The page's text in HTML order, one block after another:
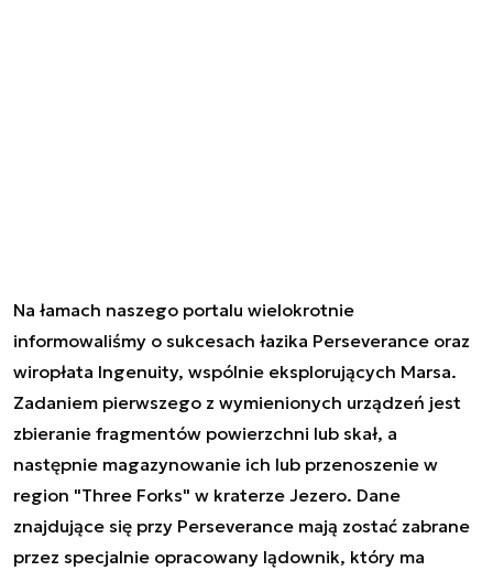
Na łamach naszego portalu wielokrotnie
informowaliśmy o sukcesach łazika Perseverance oraz
wiropłata Ingenuity, wspólnie eksplorujących Marsa.
Zadaniem pierwszego z wymienionych urządzeń jest
zbieranie fragmentów powierzchni lub skał, a
następnie magazynowanie ich lub przenoszenie w
region "Three Forks" w kraterze Jezero. Dane
znajdujące się przy Perseverance mają zostać zabrane
przez specjalnie opracowany lądownik, który ma